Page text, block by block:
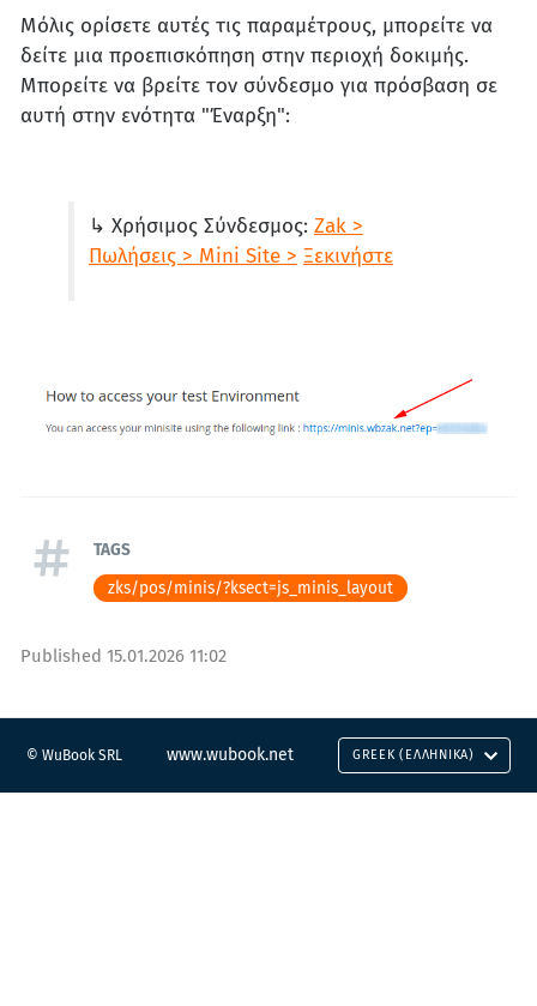
Μόλις ορίσετε αυτές τις παραμέτρους, μπορείτε να
δείτε μια προεπισκόπηση στην περιοχή δοκιμής.
Μπορείτε να βρείτε τον σύνδεσμο για πρόσβαση σε
αυτή στην ενότητα "Έναρξη":
↳ Χρήσιμος Σύνδεσμος: Zak >
Πωλήσεις > Mini Site > Ξεκινήστε
TAGS
zks/pos/minis/?ksect=js_minis_layout
Published 15.01.2026 11:02
© WuBook SRL www.wubook.net GREEK (ΕΛΛΗΝΙΚΆ)